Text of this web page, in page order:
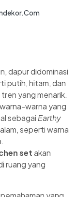
dapur didominasi
putih, hitam, dan
yang menarik.
warna yang
sebagai Earthy
seperti warna
setakan
ruang yang